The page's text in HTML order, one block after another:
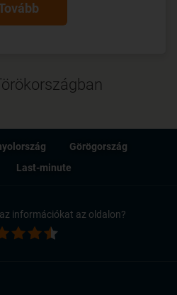
Görögország
Last-minute
információkat az oldalon?